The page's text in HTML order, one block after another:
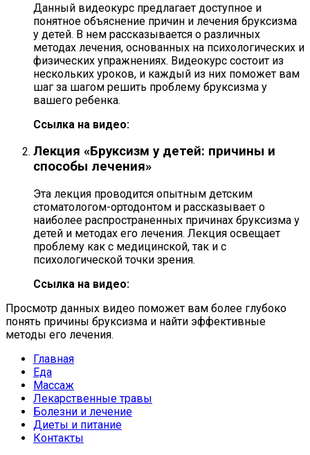
Данный видеокурс предлагает доступное и
понятное объяснение причин и лечения бруксизма
у детей. В нем рассказывается о различных
методах лечения, основанных на психологических и
физических упражнениях. Видеокурс состоит из
нескольких уроков, и каждый из них поможет вам
шаг за шагом решить проблему бруксизма у
вашего ребенка.
Ссылка на видео:
Лекция «Бруксизм у детей: причины и
способы лечения»
Эта лекция проводится опытным детским
стоматологом-ортодонтом и рассказывает о
наиболее распространенных причинах бруксизма у
детей и методах его лечения. Лекция освещает
проблему как с медицинской, так и с
психологической точки зрения.
Ссылка на видео:
Просмотр данных видео поможет вам более глубоко
понять причины бруксизма и найти эффективные
методы его лечения.
Главная
Еда
Массаж
Лекарственные травы
Болезни и лечение
Диеты и питание
Контакты